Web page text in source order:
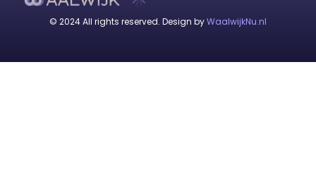
© 2024 All rights reserved. Design byWaalwijkNu.nl